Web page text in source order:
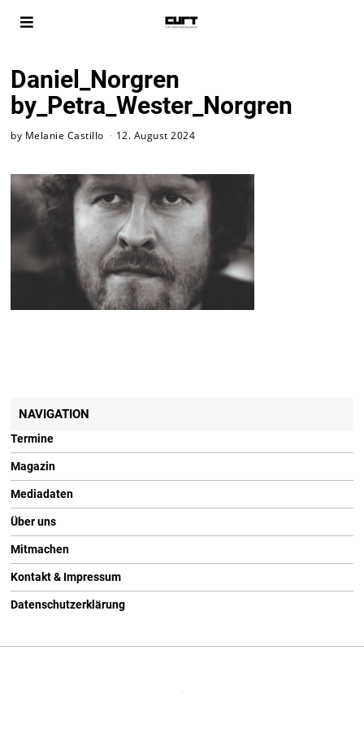
Daniel_Norgren
by_Petra_Wester_Norgren
by Melanie Castillo 12. August 2024
NAVIGATION
Termine
Magazin
Mediadaten
Über uns
Mitmachen
Kontakt & Impressum
Datenschutzerklärung